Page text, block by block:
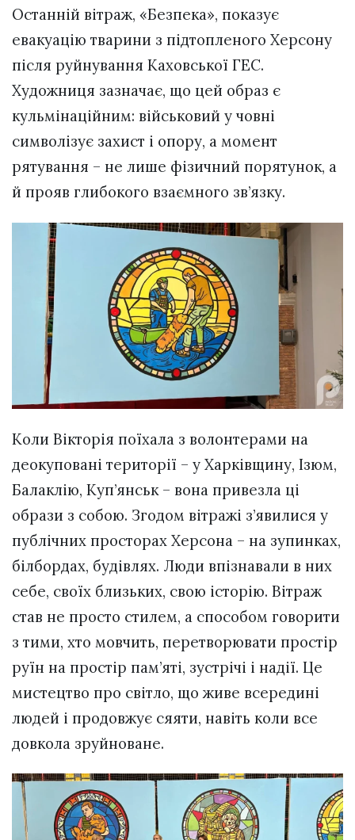
Останній вітраж, «Безпека», показує
евакуацію тварини з підтопленого Херсону
після руйнування Каховської ГЕС.
Художниця зазначає, що цей образ є
кульмінаційним: військовий у човні
символізує захист і опору, а момент
рятування – не лише фізичний порятунок, а
й прояв глибокого взаємного зв’язку.
Коли Вікторія поїхала з волонтерами на
деокуповані території – у Харківщину, Ізюм,
Балаклію, Куп’янськ – вона привезла ці
образи з собою. Згодом вітражі з’явилися у
публічних просторах Херсона – на зупинках,
білбордах, будівлях. Люди впізнавали в них
себе, своїх близьких, свою історію. Вітраж
став не просто стилем, а способом говорити
з тими, хто мовчить, перетворювати простір
руїн на простір пам’яті, зустрічі і надії. Це
мистецтво про світло, що живе всередині
людей і продовжує сяяти, навіть коли все
довкола зруйноване.